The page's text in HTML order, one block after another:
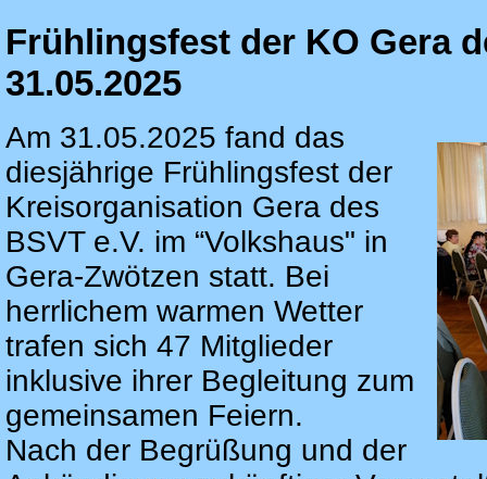
Frühlingsfest der KO Gera
31.05.2025
Am 31.05.2025 fand das
diesjährige Frühlingsfest der
Kreisorganisation Gera des
BSVT e.V. im “Volkshaus" in
Gera-Zwötzen statt. Bei
herrlichem warmen Wetter
trafen sich 47 Mitglieder
inklusive ihrer Begleitung zum
gemeinsamen Feiern.
Nach der Begrüßung und der